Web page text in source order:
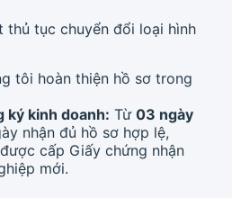
thủ tục chuyển đổi loại hình
tôi hoàn thiện hồ sơ trong
ký kinh doanh: Từ 03 ngày
nhận đủ hồ sơ hợp lệ,
cấp Giấy chứng nhận
mới.